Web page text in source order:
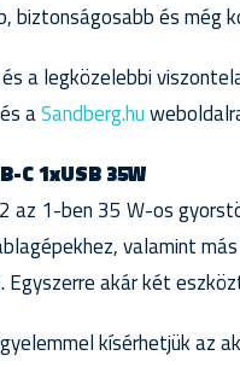
biztonságosabb és még
a legközelebbi
aSandberg.hu
C 1xUSB 35W
az 1-ben 35 W-os
valamint
Egyszerre akár két
kísérhetjük az